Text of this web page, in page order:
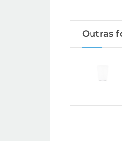
Outras